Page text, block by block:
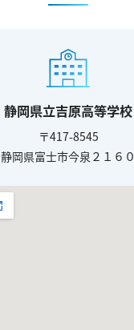
静岡県立吉原高等学校
〒417-8545
静岡県富士市今泉２１６０